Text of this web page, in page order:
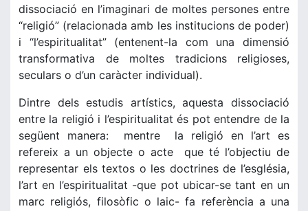
dissociació en l’imaginari de moltes persones entre
“religió” (relacionada amb les institucions de poder)
i “l’espiritualitat” (entenent-la com una dimensió
transformativa de moltes tradicions religioses,
seculars o d’un caràcter individual).
Dintre dels estudis artístics, aquesta dissociació
entre la religió i l’espiritualitat és pot entendre de la
següent manera: mentre la religió en l’art es
refereix a un objecte o acte que té l’objectiu de
representar els textos o les doctrines de l’església,
l’art en l’espiritualitat -que pot ubicar-se tant en un
marc religiós, filosòfic o laic- fa referència a una